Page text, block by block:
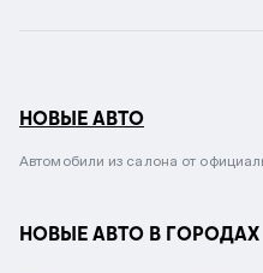
НОВЫЕ АВТО
Автомобили из салона от
НОВЫЕ АВТО В ГОРОДАХ